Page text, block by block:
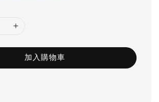
加入購物車